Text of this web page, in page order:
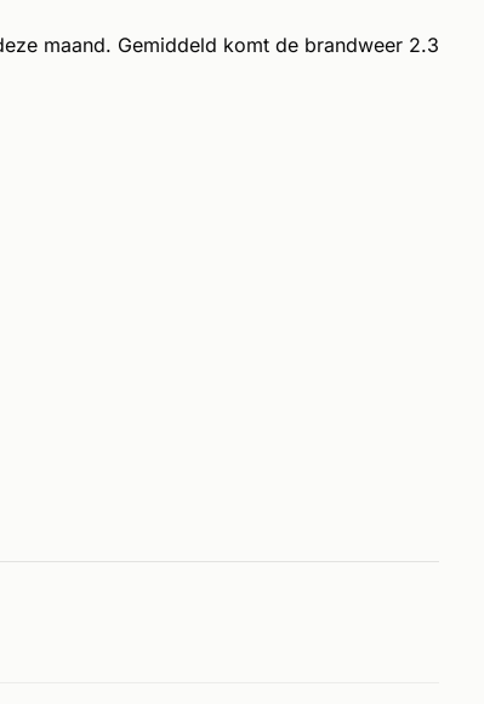
maand. Gemiddeld komt de brandweer 2.3